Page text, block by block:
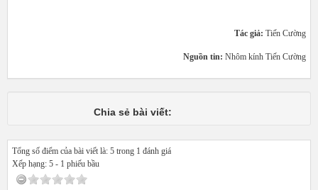
Tác giả: Tiến Cường
Nguồn tin: Nhôm kính Tiến Cường
Chia sẻ bài viết:
Tổng số điểm của bài viết là: 5 trong 1 đánh giá
Xếp hạng: 5 - 1 phiếu bầu